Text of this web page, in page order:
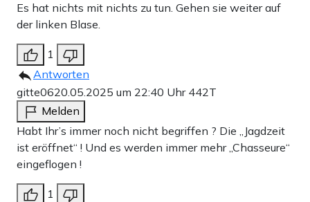
Es hat nichts mit nichts zu tun. Gehen sie weiter auf
der linken Blase.
1
Antworten
gitte0620.05.2025 um 22:40 Uhr 442T
Melden
Habt Ihr’s immer noch nicht begriffen ? Die „Jagdzeit
ist eröffnet“ ! Und es werden immer mehr „Chasseure“
eingeflogen !
1